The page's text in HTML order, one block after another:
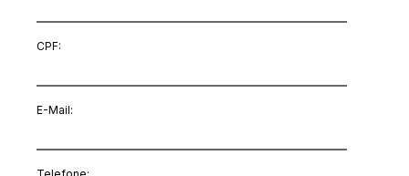
CPF:
E-Mail: